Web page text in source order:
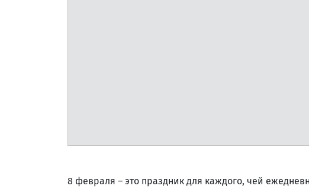
8 февраля – это праздник для каждого, чей